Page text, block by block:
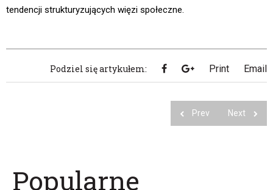
tendencji strukturyzujących więzi społeczne.
Podziel się artykułem: Print Email
Prev Next
Popularne